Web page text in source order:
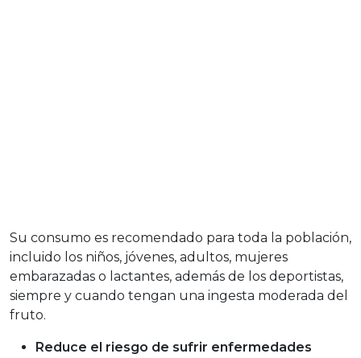
Su consumo es recomendado para toda la población,
incluido los niños, jóvenes, adultos, mujeres
embarazadas o lactantes, además de los deportistas,
siempre y cuando tengan una ingesta moderada del
fruto.
Reduce el riesgo de sufrir enfermedades